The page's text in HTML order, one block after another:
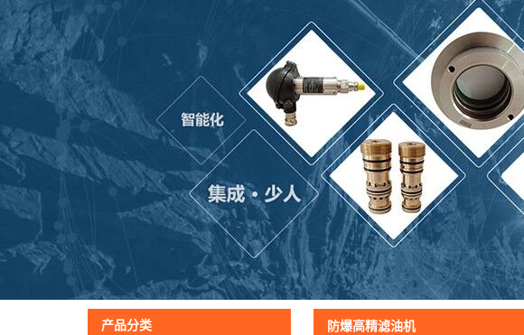
产品分类 防爆高精滤油机